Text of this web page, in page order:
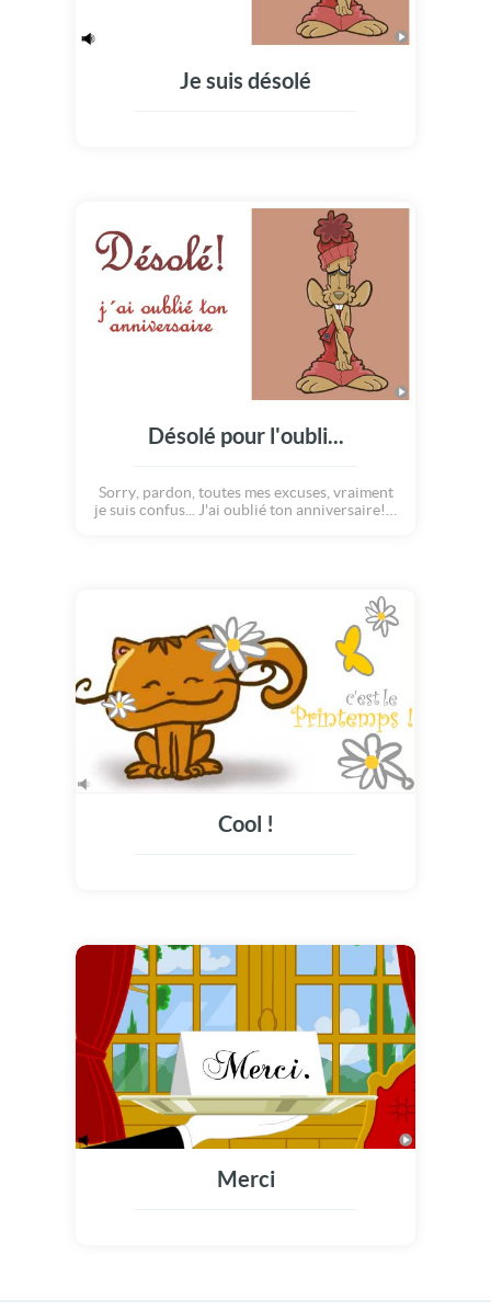
Je suis désolé
Désolé pour l'oubli...
Sorry, pardon, toutes mes excuses, vraiment
je suis confus... J'ai oublié ton anniversaire!!!
Cool !
Merci